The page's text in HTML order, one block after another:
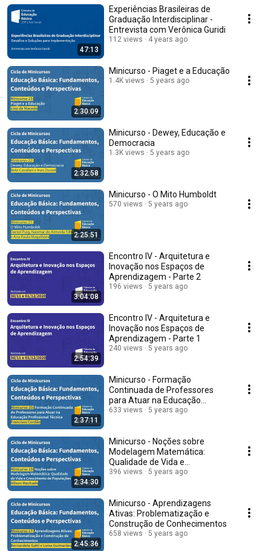
47:13
Experiências Brasileiras de
Graduação Interdisciplinar -
Entrevista com Verônica Guridi
112 views 4 years ago
2:30:09
Minicurso - Piaget e a Educação
1.4K views 5 years ago
2:32:58
Minicurso - Dewey, Educação e
Democracia
1.3K views 5 years ago
2:25:51
Minicurso - O Mito Humboldt
570 views 5 years ago
3:04:08
Encontro IV - Arquitetura e
Inovação nos Espaços de
Aprendizagem - Parte 2
196 views 5 years ago
2:54:39
Encontro IV - Arquitetura e
Inovação nos Espaços de
Aprendizagem - Parte 1
240 views 5 years ago
2:37:11
Minicurso - Formação
Continuada de Professores
para Atuar na Educação
Profissional Técnica
633 views 5 years ago
2:34:30
Minicurso - Noções sobre
Modelagem Matemática:
Qualidade de Vida e
Crescimento de Populações
396 views 5 years ago
2:45:36
Minicurso - Aprendizagens
Ativas: Problematização e
Construção de Conhecimentos
658 views 5 years ago